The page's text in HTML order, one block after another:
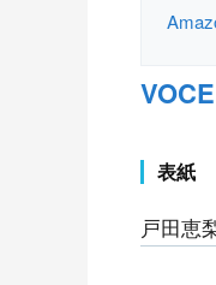
表紙
戸田恵